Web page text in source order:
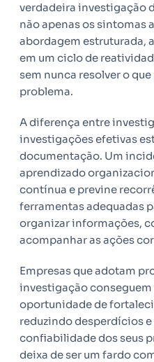
verdadeira investigação
não apenas os sintomas
abordagem estruturada,
em um ciclo de
sem nunca resolver o
problema.
A diferença entre
investigações efetivas
documentação. Um
aprendizado
contínua e previne
ferramentas adequadas
organizar informações,
acompanhar as ações
Empresas que adotam
investigação
oportunidade de
reduzindo desperdícios
confiabilidade dos seus
deixa de ser um fardo